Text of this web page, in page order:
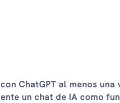
ChatGPT al menos
un chat de IA como